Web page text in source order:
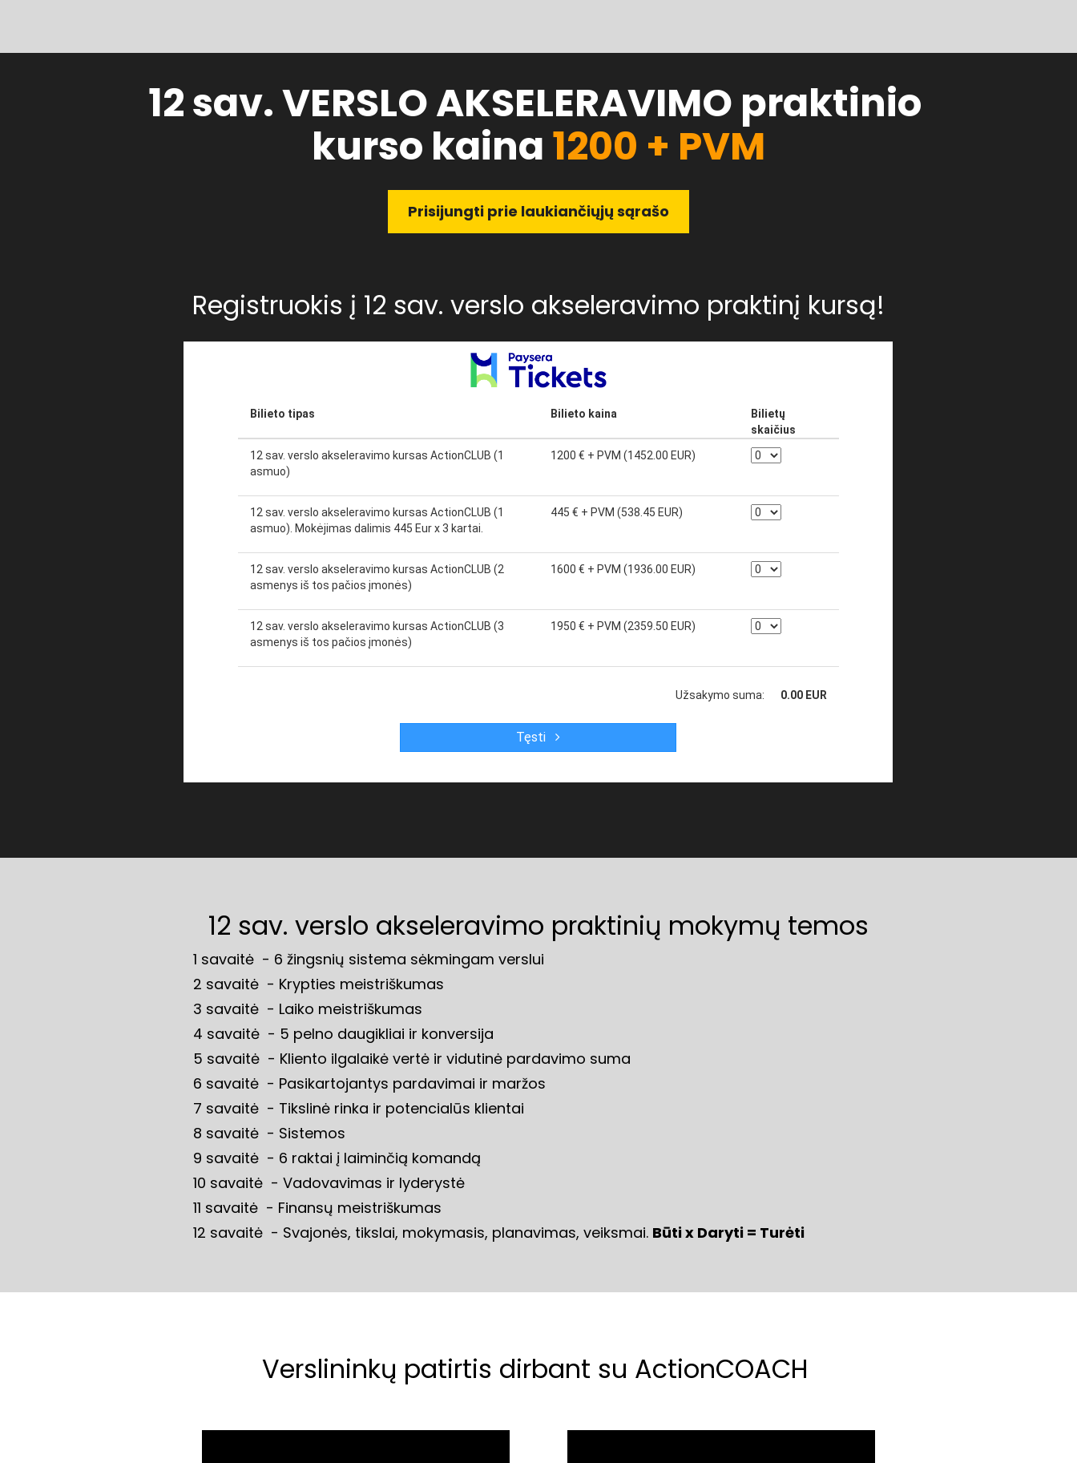
12 sav. VERSLO AKSELERAVIMO praktinio
kurso kaina 1200 + PVM
Prisijungti prie laukiančiųjų sąrašo
Registruokis į 12 sav. verslo akseleravimo praktinį kursą!
12 sav. verslo akseleravimo praktinių mokymų temos
1 savaitė  - 6 žingsnių sistema sėkmingam verslui
2 savaitė  - Krypties meistriškumas
3 savaitė  - Laiko meistriškumas
4 savaitė  - 5 pelno daugikliai ir konversija
5 savaitė  - Kliento ilgalaikė vertė ir vidutinė pardavimo suma
6 savaitė  - Pasikartojantys pardavimai ir maržos
7 savaitė  - Tikslinė rinka ir potencialūs klientai
8 savaitė  - Sistemos
9 savaitė  - 6 raktai į laiminčią komandą
10 savaitė  - Vadovavimas ir lyderystė
11 savaitė  - Finansų meistriškumas
12 savaitė  - Svajonės, tikslai, mokymasis, planavimas, veiksmai. Būti x Daryti = Turėti
Verslininkų patirtis dirbant su ActionCOACH